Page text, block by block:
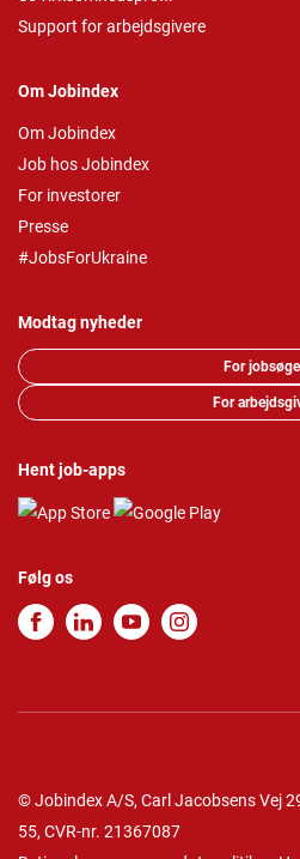
Support for arbejdsgivere
Om Jobindex
Om Jobindex
Job hos Jobindex
For investorer
Presse
#JobsForUkraine
Modtag nyheder
For
For
Hent job-apps
Følg os
© Jobindex A/S, Carl Jacobsens Vej
55, CVR-nr. 21367087